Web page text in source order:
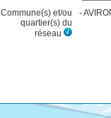
Commune(s) et/ou
quartier(s) du
réseau
-